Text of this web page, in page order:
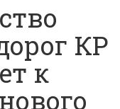
КР
к